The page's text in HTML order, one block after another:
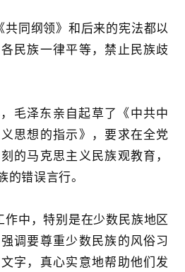
共同纲领》和后来的宪法都以
民族一律平等，禁止民族歧
毛泽东亲自起草了《中共中
思想的指示》，要求在全党
的马克思主义民族观教育，
的错误言行。
作中，特别是在少数民族地区
调要尊重少数民族的风俗习
字，真心实意地帮助他们发